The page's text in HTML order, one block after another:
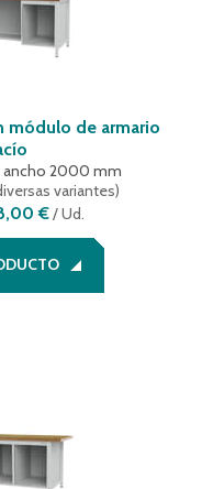
módulo de armario
ancho 2000 mm
variantes)
€/ Ud.